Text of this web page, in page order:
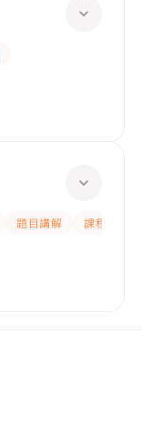
題目講解
課程設計